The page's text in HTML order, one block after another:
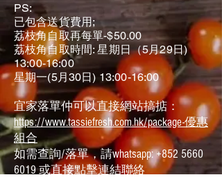
PS:
已包含送貨費用;
荔枝角自取再每單-$50.00
荔枝角自取時間: 星期日（5月29日)
13:00-16:00
星期一(5月30日) 13:00-16:00
宜家落單仲可以直接網站搞掂：
https://www.tassiefresh.com.hk/package-優惠
組合
如需查詢/落單，請whatsapp:+852 5660
6019或直接點擊連結聯絡